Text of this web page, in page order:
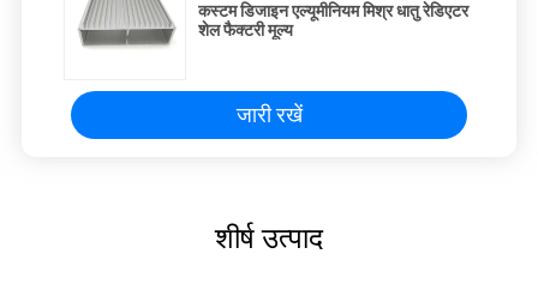
कस्टम डिजाइन एल्यूमीनियम मिश्र धातु रेडिएटर
शेल फैक्टरी मूल्य
जारी रखें
शीर्ष उत्पाद